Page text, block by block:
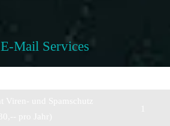
E-Mail Services